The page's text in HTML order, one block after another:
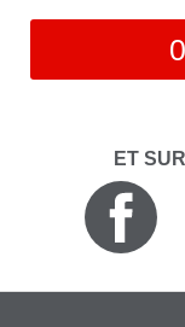
ET